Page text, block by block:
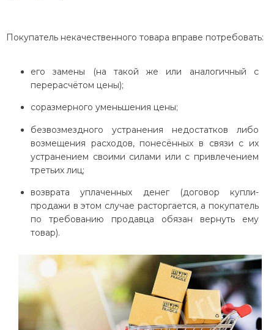
Покупатель некачественного товара вправе потребовать:
его замены (на такой же или аналогичный с
перерасчётом цены);
соразмерного уменьшения цены;
безвозмездного устранения недостатков либо
возмещения расходов, понесённых в связи с их
устранением своими силами или с привлечением
третьих лиц;
возврата уплаченных денег (договор купли-
продажи в этом случае расторгается, а покупатель
по требованию продавца обязан вернуть ему
товар).